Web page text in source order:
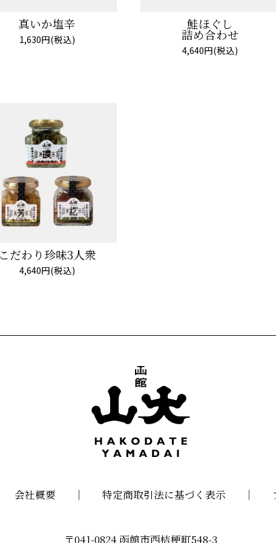
真いか塩辛
1,630円(税込)
鮭ほぐし
詰め合わせ
4,640円(税込)
こだわり珍味3人衆
4,640円(税込)
会社概要 特定商取引法に基づく表示
〒041-0824 函館市西桔梗町548-3